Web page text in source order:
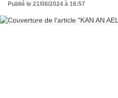
Publié le 21/06/2024 à 16:57